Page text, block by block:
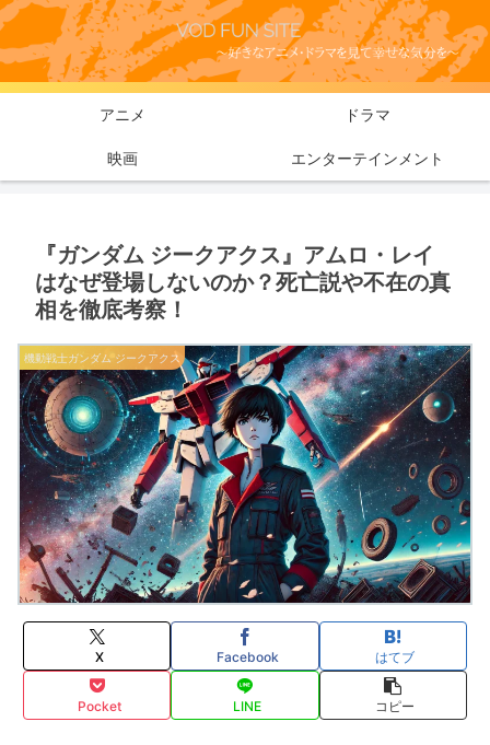
アニメ ドラマ
映画 エンターテインメント
『ガンダム ジークアクス』アムロ・レイ
はなぜ登場しないのか？死亡説や不在の真
相を徹底考察！
機動戦士ガンダム ジークアクス
X Facebook はてブ
Pocket LINE コピー